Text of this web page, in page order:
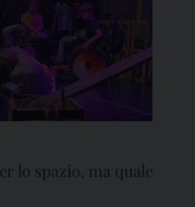
lo spazio, ma quale